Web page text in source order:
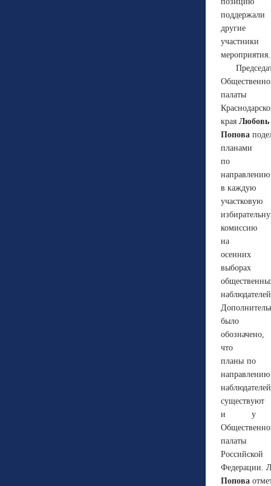
поддержали
другие
участники
мероприятия.
палаты
края Любовь
Попова
планами
по
направлению
в каждую
участковую
комиссию
на
осенних
выборах
было
обозначено,
что
планы по
направлению
наблюдателей
существуют
и у
палаты
Российской
Федерации.
Попова